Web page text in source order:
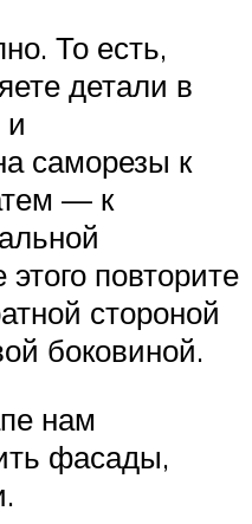
То есть,
детали в
саморезы к
— к
повторите
стороной
боковиной.
нам
фасады,